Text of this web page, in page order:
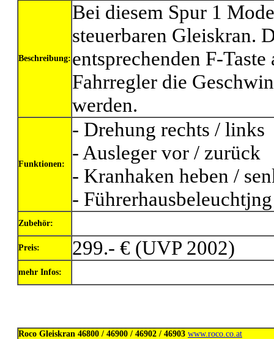
Beschreibung:
Bei diesem Spur 1
steuerbaren Gleiskran.
entsprechenden F-
Fahrregler die
werden.
Funktionen:
- Drehung rechts / links
- Ausleger vor / zurück
- Kranhaken heben /
-
Zubehör:
Preis: 299.- € (UVP 2002)
mehr Infos:
Roco Gleiskran 46800 / 46900 / 46902 / 46903 www.roco.co.at